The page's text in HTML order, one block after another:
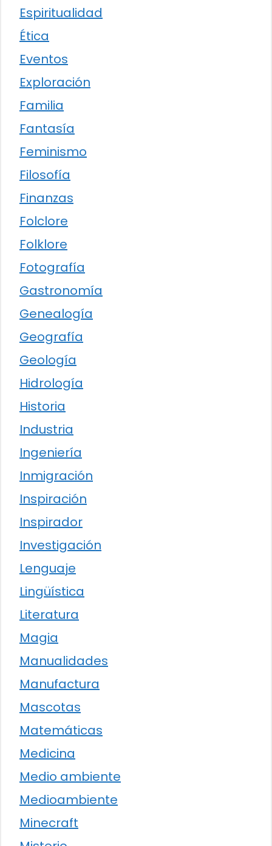
Espiritualidad
Ética
Eventos
Exploración
Familia
Fantasía
Feminismo
Filosofía
Finanzas
Folclore
Folklore
Fotografía
Gastronomía
Genealogía
Geografía
Geología
Hidrología
Historia
Industria
Ingeniería
Inmigración
Inspiración
Inspirador
Investigación
Lenguaje
Lingüística
Literatura
Magia
Manualidades
Manufactura
Mascotas
Matemáticas
Medicina
Medio ambiente
Medioambiente
Minecraft